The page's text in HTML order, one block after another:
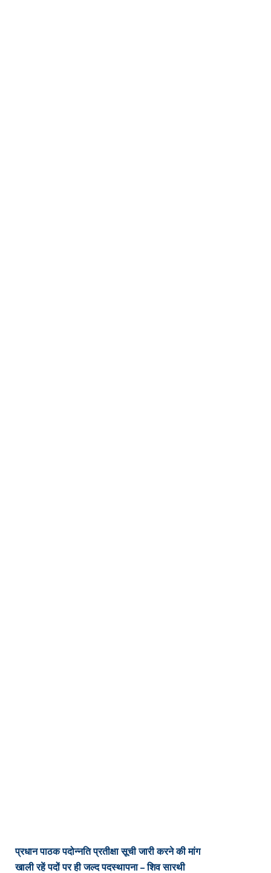
प्रधान पाठक पदोन्नति प्रतीक्षा सूची जारी करने की मांग
खाली रहें पदों पर ही जल्द पदस्थापना – शिव सारथी